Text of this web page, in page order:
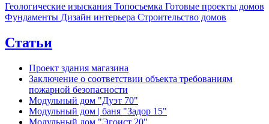
Геологические изыскания Топосъемка Готовые проекты домов
Фундаменты Дизайн интерьера Строительство домов
Статьи
Проект здания магазина
Заключение о соответствии объекта требованиям
пожарной безопасности
Модульный дом "Дуэт 70"
Модульный дом | баня "Задор 15"
Модульный дом "Эгоист 20"